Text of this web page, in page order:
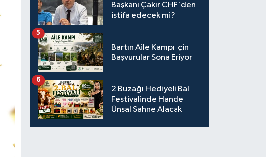
Başkanı Çakır CHP'den
istifa edecek mi?
Bartın Aile Kampı İçin
Başvurular Sona Eriyor
5
2 Buzağı Hediyeli Bal
Festivalinde Hande
Ünsal Sahne Alacak
6